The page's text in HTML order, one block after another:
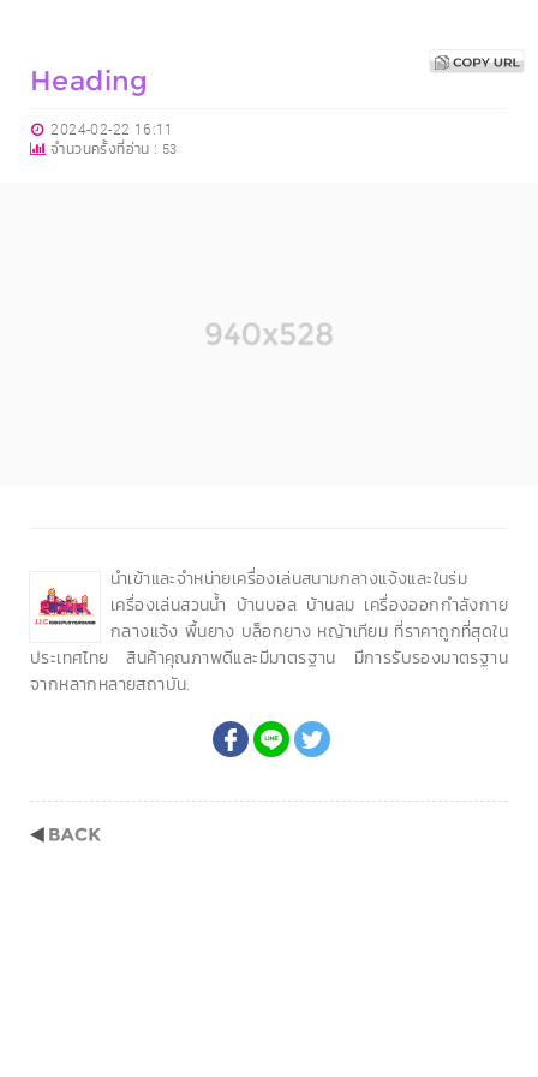
Heading
2024-02-22 16:11
จำนวนครั้งที่อ่าน : 53
นำเข้าและจำหน่ายเครื่องเล่นสนามกลางแจ้งและในร่ม
เครื่องเล่นสวนน้ำ บ้านบอล บ้านลม เครื่องออกกำลังกาย
กลางแจ้ง พื้นยาง บล็อกยาง หญ้าเทียม ที่ราคาถูกที่สุดใน
ประเทศไทย สินค้าคุณภาพดีและมีมาตรฐาน มีการรับรองมาตรฐาน
จากหลากหลายสถาบัน.